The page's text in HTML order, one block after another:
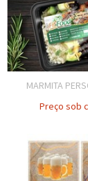
MARMITA
Preço sob